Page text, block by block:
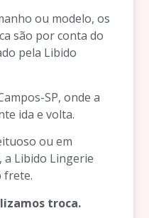
ou modelo, os
são por conta do
pela Libido
SP, onde a
ida e volta.
ou em
a Libido Lingerie
frete.
troca.